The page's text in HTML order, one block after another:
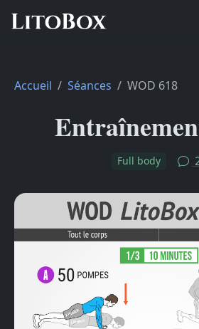
Accueil Séances WOD 618
Full body